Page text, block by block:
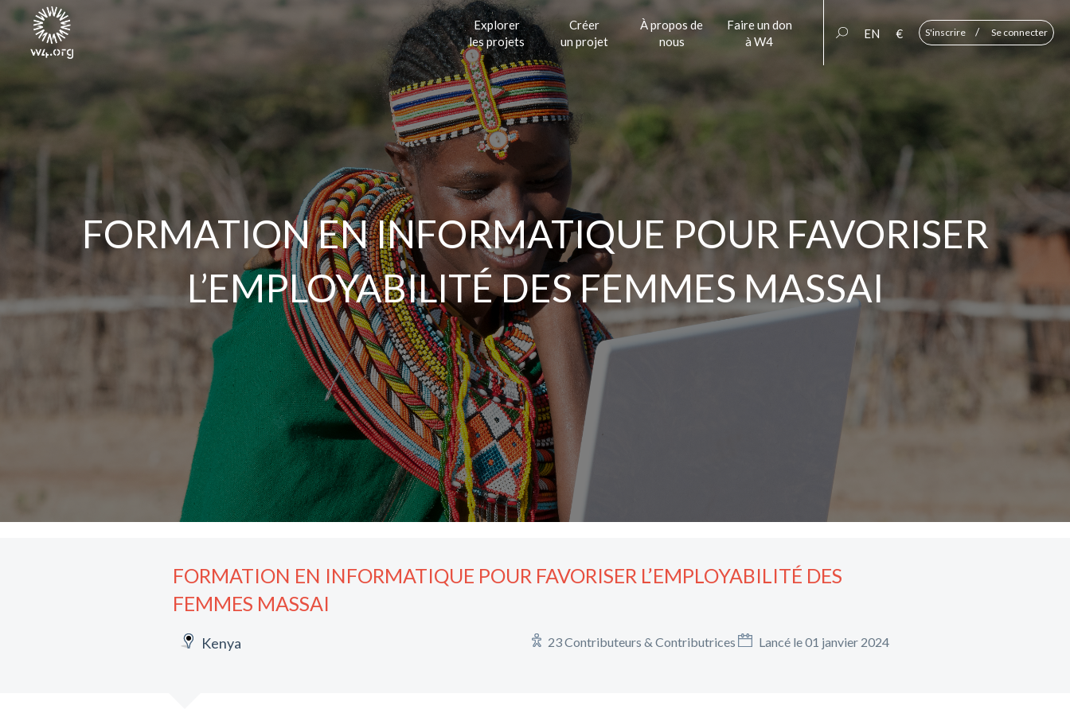
Explorer
les projets
Créer
un projet
À propos de
nous
Faire un don
à W4
EN € S'inscrire / Se connecter
FORMATION EN INFORMATIQUE POUR FAVORISER
L’EMPLOYABILITÉ DES FEMMES MASSAI
FORMATION EN INFORMATIQUE POUR FAVORISER L’EMPLOYABILITÉ DES
FEMMES MASSAI
Kenya 23 Contributeurs & Contributrices Lancé le 01 janvier 2024